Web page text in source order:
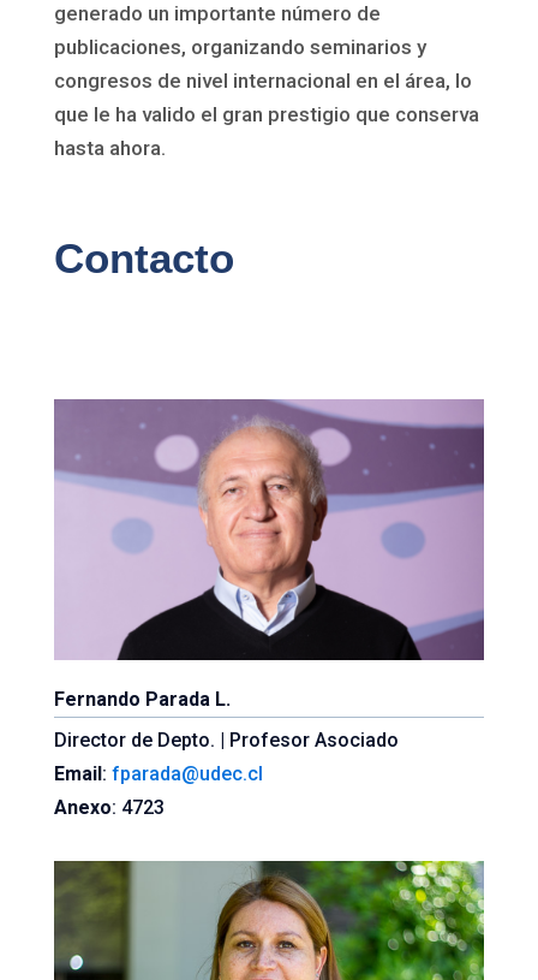
generado un importante número de
publicaciones, organizando seminarios y
congresos de nivel internacional en el área, lo
que le ha valido el gran prestigio que conserva
hasta ahora.
Contacto
Fernando Parada L.
Director de Depto. | Profesor Asociado
Email : fparada@udec.cl
Anexo: 4723